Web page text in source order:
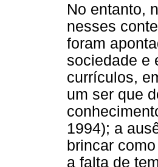
No entanto,
nesses
foram
sociedade e
currículos,
um ser que
1994); a
brincar
a falta de